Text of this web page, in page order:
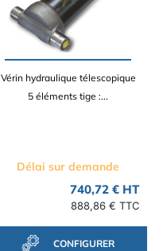
Vérin hydraulique télescopique
5 éléments tige :...
Délai sur demande
740,72 € HT
888,86 € TTC
CONFIGURER